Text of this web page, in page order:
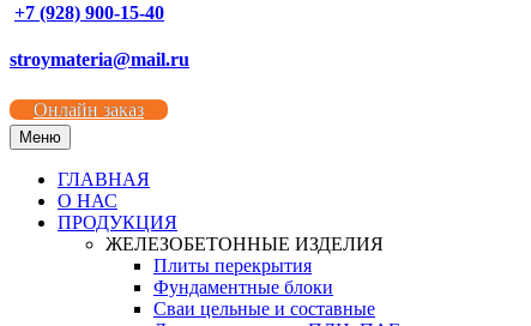
+7 (928) 900-15-40
stroymateria@mail.ru
Онлайн заказ
Меню
ГЛАВНАЯ
О НАС
ПРОДУКЦИЯ
ЖЕЛЕЗОБЕТОННЫЕ ИЗДЕЛИЯ
Плиты перекрытия
Фундаментные блоки
Сваи цельные и составные